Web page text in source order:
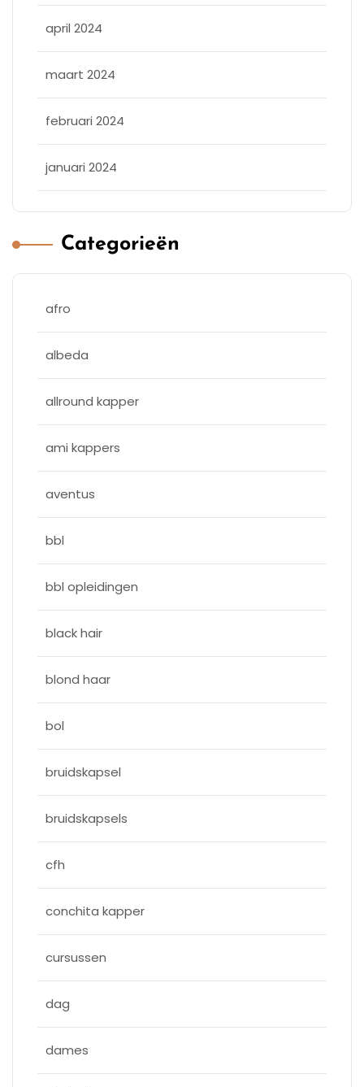
april 2024
maart 2024
februari 2024
januari 2024
Categorieën
afro
albeda
allround kapper
ami kappers
aventus
bbl
bbl opleidingen
black hair
blond haar
bol
bruidskapsel
bruidskapsels
cfh
conchita kapper
cursussen
dag
dames